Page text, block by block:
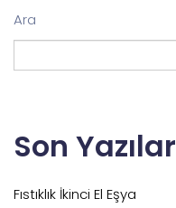
Ara
Son Yazılar
Fıstıklık İkinci El Eşya